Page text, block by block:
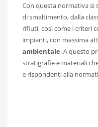
Con questa normativa si
di smaltimento, dalla
rifiuti, così come i criteri
impianti, con massima
ambientale. A questo
stratigrafie e materiali
e rispondenti alla